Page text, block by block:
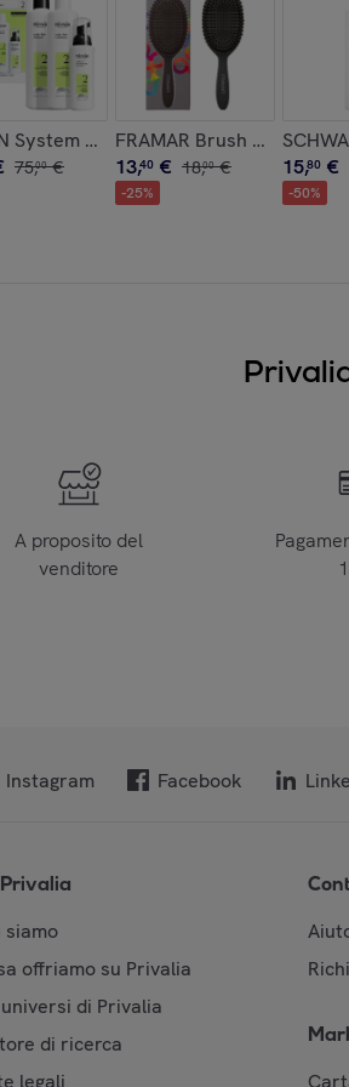
System Kit 2 Capelli Naturali Con
75,00 €
FRAMAR Brush Polish
13,40 € 18,00 €
-25%
15,80 €
-50%
A proposito del
venditore
Instagram Facebook
siamo
offriamo su Privalia
di Privalia
di ricerca
legali